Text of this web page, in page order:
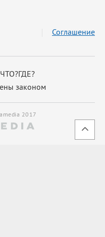
законом
Соглашение
2017